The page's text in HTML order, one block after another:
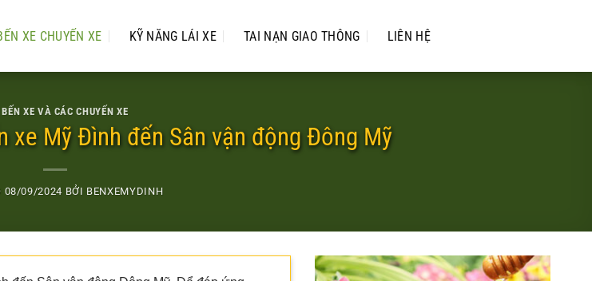
XE CHUYẾN XE KỸ NĂNG LÁI XE TAI NẠN GIAO THÔNG LIÊN HỆ
XE VÀ CÁC CHUYẾN XE
xe Mỹ Đình đến Sân vận động Đông Mỹ
08/09/2024 BỞI BENXEMYDINH